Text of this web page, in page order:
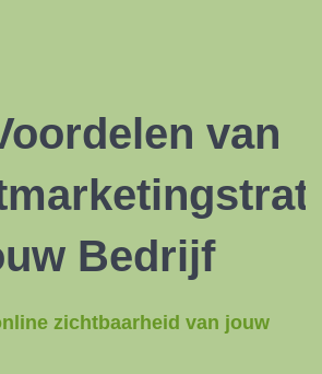
van
Bedrijf
zichtbaarheid van jouw